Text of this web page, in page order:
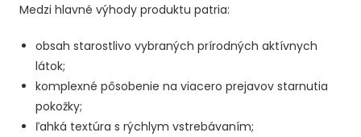
Medzi hlavné výhody produktu patria:
obsah starostlivo vybraných prírodných aktívnych
látok;
komplexné pôsobenie na viacero prejavov starnutia
pokožky;
ľahká textúra s rýchlym vstrebávaním;